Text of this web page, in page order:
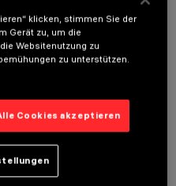
klicken, stimmen Sie der
Gerät zu, um die
Websitenutzung zu
zu unterstützen.
Cookies akzeptieren